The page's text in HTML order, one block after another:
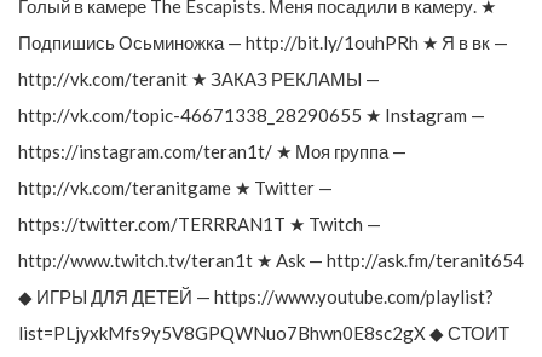
Голый в камере The Escapists. Меня посадили в камеру. ★
Подпишись Осьминожка — http://bit.ly/1ouhPRh ★ Я в вк —
http://vk.com/teranit ★ ЗАКАЗ РЕКЛАМЫ —
http://vk.com/topic-46671338_28290655 ★ Instagram —
https://instagram.com/teran1t/ ★ Моя группа —
http://vk.com/teranitgame ★ Twitter —
https://twitter.com/TERRRAN1T ★ Twitch —
http://www.twitch.tv/teran1t ★ Ask — http://ask.fm/teranit654
◆ ИГРЫ ДЛЯ ДЕТЕЙ — https://www.youtube.com/playlist?
list=PLjyxkMfs9y5V8GPQWNuo7Bhwn0E8sc2gX ◆ СТОИТ